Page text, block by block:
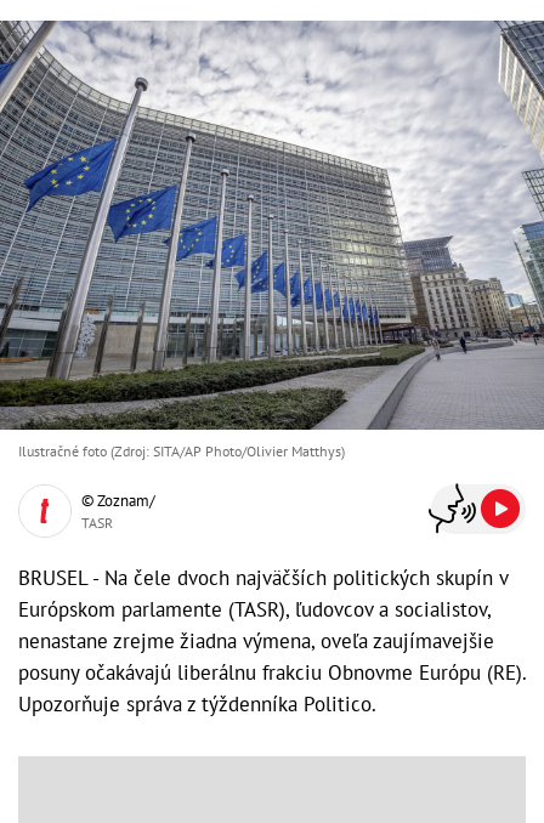
Ilustračné foto (Zdroj: SITA/AP Photo/Olivier Matthys)
© Zoznam/
TASR
BRUSEL - Na čele dvoch najväčších politických skupín v
Európskom parlamente (TASR), ľudovcov a socialistov,
nenastane zrejme žiadna výmena, oveľa zaujímavejšie
posuny očakávajú liberálnu frakciu Obnovme Európu (RE).
Upozorňuje správa z týždenníka Politico.